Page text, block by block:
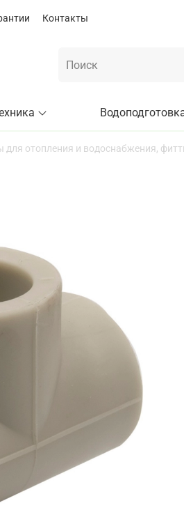
Контакты
для отопления и водоснабжения,